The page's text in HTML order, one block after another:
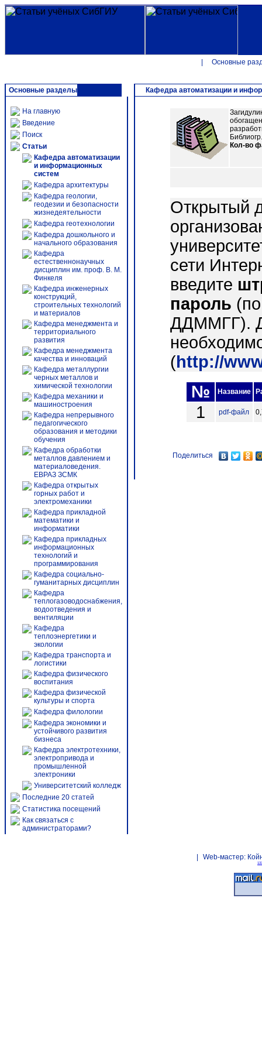
Основные
Основные разделы
На главную
Введение
Поиск
Статьи
Кафедра автоматизации
и информационных
систем
Кафедра архитектуры
Кафедра геологии,
геодезии и безопасности
жизнедеятельности
Кафедра геотехнологии
Кафедра дошкольного и
начального образования
Кафедра
естественнонаучных
дисциплин им. проф. В. М.
Финкеля
Кафедра инженерных
конструкций,
строительных технологий
и материалов
Кафедра менеджмента и
территориального
развития
Кафедра менеджмента
качества и инноваций
Кафедра металлургии
черных металлов и
химической технологии
Кафедра механики и
машиностроения
Кафедра непрерывного
педагогического
образования и методики
обучения
Кафедра обработки
металлов давлением и
материаловедения.
ЕВРАЗ ЗСМК
Кафедра открытых
горных работ и
электромеханики
Кафедра прикладной
математики и
информатики
Кафедра прикладных
информационных
технологий и
программирования
Кафедра социально-
гуманитарных дисциплин
Кафедра
теплогазоводоснабжения,
водоотведения и
вентиляции
Кафедра
теплоэнергетики и
экологии
Кафедра транспорта и
логистики
Кафедра физического
воспитания
Кафедра физической
культуры и спорта
Кафедра филологии
Кафедра экономики и
устойчивого развития
бизнеса
Кафедра электротехники,
электропривода и
промышленной
электроники
Университетский колледж
Последние 20 статей
Статистика посещений
Как связаться с
администраторами?
Кафедра автоматизации и
Кол-во
Открытый
сети
введите
пароль
ДДММГГ).
(http://
№
Название
1 pdf-файл
Поделиться
Web-мастер: